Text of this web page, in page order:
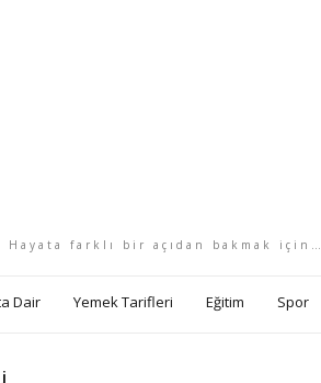
Hayata farklı bir açıdan bakmak için…
Dair Yemek Tarifleri Eğitim Spor